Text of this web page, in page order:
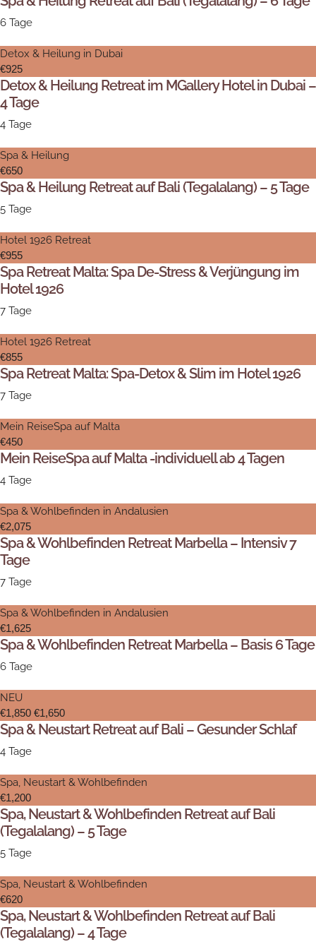
6 Tage
Detox & Heilung in Dubai
€925
Detox & Heilung Retreat im MGallery Hotel in Dubai –
4 Tage
4 Tage
Spa & Heilung
€650
Spa & Heilung Retreat auf Bali (Tegalalang) – 5 Tage
5 Tage
Hotel 1926 Retreat
€955
Spa Retreat Malta: Spa De-Stress & Verjüngung im
Hotel 1926
7 Tage
Hotel 1926 Retreat
€855
Spa Retreat Malta: Spa-Detox & Slim im Hotel 1926
7 Tage
Mein ReiseSpa auf Malta
€450
Mein ReiseSpa auf Malta -individuell ab 4 Tagen
4 Tage
Spa & Wohlbefinden in Andalusien
€2,075
Spa & Wohlbefinden Retreat Marbella – Intensiv 7
Tage
7 Tage
Spa & Wohlbefinden in Andalusien
€1,625
Spa & Wohlbefinden Retreat Marbella – Basis 6 Tage
6 Tage
NEU
€1,850 €1,650
Spa & Neustart Retreat auf Bali – Gesunder Schlaf
4 Tage
Spa, Neustart & Wohlbefinden
€1,200
Spa, Neustart & Wohlbefinden Retreat auf Bali
(Tegalalang) – 5 Tage
5 Tage
Spa, Neustart & Wohlbefinden
€620
Spa, Neustart & Wohlbefinden Retreat auf Bali
(Tegalalang) – 4 Tage